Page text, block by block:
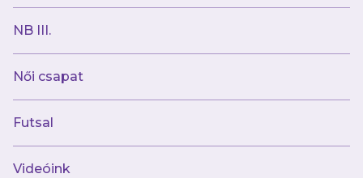
NB III.
Női csapat
Futsal
Videóink
2024.10.31
Veresegyházon kezdjük az alapszakasz
második körét